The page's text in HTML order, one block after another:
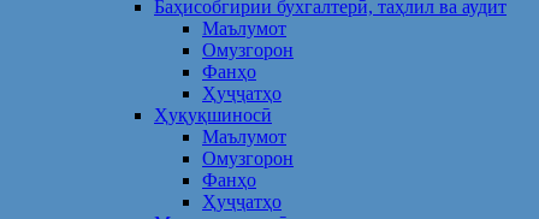
Баҳисобгирии бухгалтерӣ, таҳлил ва аудит
Маълумот
Омузгорон
Фанҳо
Ҳуҷҷатҳо
Ҳуқуқшиносӣ
Маълумот
Омузгорон
Фанҳо
Ҳуҷҷатҳо